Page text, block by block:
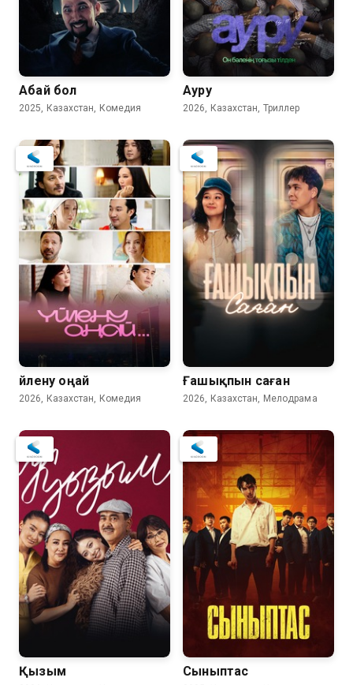
Абай бол
2025, Казахстан, Комедия
7.6
Ауру
2026, Казахстан, Триллер
Үйлену оңай
2026, Казахстан, Комедия
Ғашықпын саған
2026, Казахстан, Мелодрама
Қызым Сыныптас